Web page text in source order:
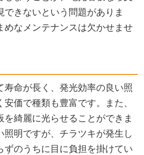
できないという問題がありま
めなメンテナンスは欠かせませ
寿命が長く、発光効率の良い照
価で種類も豊富です。また、
を綺麗に光らせることができま
照明ですが、チラツキが発生し
ずのうちに目に負担を掛けてい